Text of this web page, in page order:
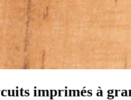
imprimés à